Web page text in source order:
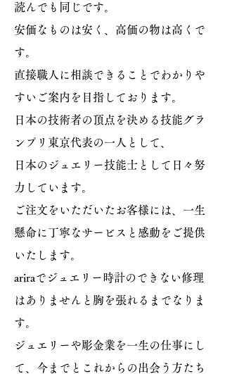
読んでも同じです。
安価なものは安く、高価の物は高くで
す。
直接職人に相談できることでわかりや
すいご案内を目指しております。
日本の技術者の頂点を決める技能グラ
ンプリ東京代表の一人として、
日本のジュエリー技能士として日々努
力しています。
ご注文をいただいたお客様には、一生
懸命に丁寧なサービスと感動をご提供
いたします。
ariraでジュエリー時計のできない修理
はありませんと胸を張れるまでなりま
す。
ジュエリーや​彫金業を一生の仕事にし
て、今までとこれからの出会う方たち